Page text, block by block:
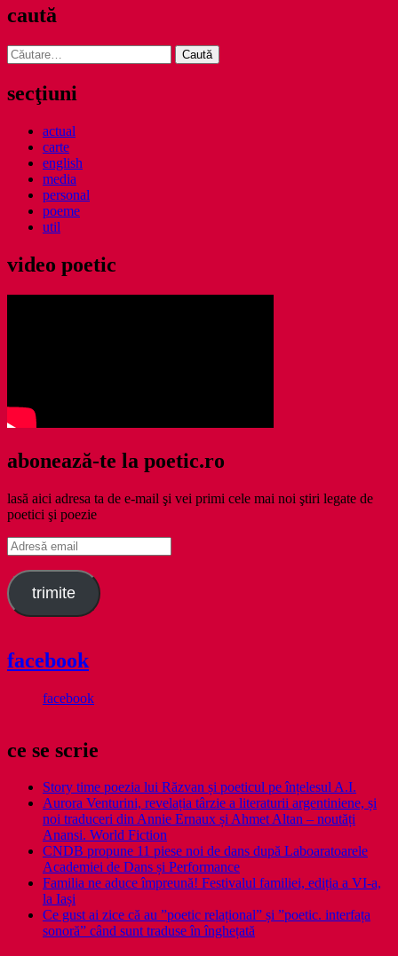
caută
Caută
după:
secţiuni
actual
carte
english
media
personal
poeme
util
video poetic
abonează-te la poetic.ro
lasă aici adresa ta de e-mail şi vei primi cele mai noi ştiri legate de
poetici şi poezie
Adresă
email
trimite
facebook
facebook
ce se scrie
Story time poezia lui Răzvan și poeticul pe înțelesul A.I.
Aurora Venturini, revelația târzie a literaturii argentiniene, și
noi traduceri din Annie Ernaux și Ahmet Altan – noutăți
Anansi. World Fiction
CNDB propune 11 piese noi de dans după Laboaratoarele
Academiei de Dans și Performance
Familia ne aduce împreună! Festivalul familiei, ediția a VI-a,
la Iași
Ce gust ai zice că au ”poetic relațional” și ”poetic. interfața
sonoră” când sunt traduse în înghețată